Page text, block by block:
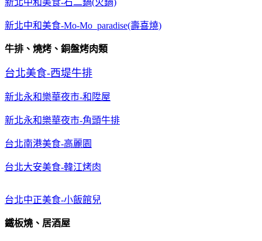
新北中和美食-Mo-Mo paradise(壽喜燒)
牛排、燒烤、銅盤烤肉類
台北美食-西堤牛排
新北永和樂華夜市-和陞屋
新北永和樂華夜市-角頭牛排
台北南港美食-高麗園
台北大安美食-韓江烤肉
台北中正美食-小飯館兒
鐵板燒、居酒屋